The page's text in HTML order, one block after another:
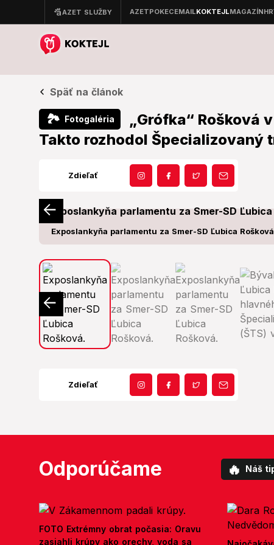
Späť na článok
🏞 Fotogaléria
„Grófka“ Rošková
Takto rozhodol Špecializovaný
Zdieľať
Exposlankyňa parlamentu za Smer-SD Ľubica
Zdieľať
Odporúčame 🔥 Náš
FOTO Extrémny obrat počasia: Oravu
zasiahli krúpy ako orechy, voda sa